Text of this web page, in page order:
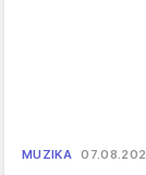
MUZIKA